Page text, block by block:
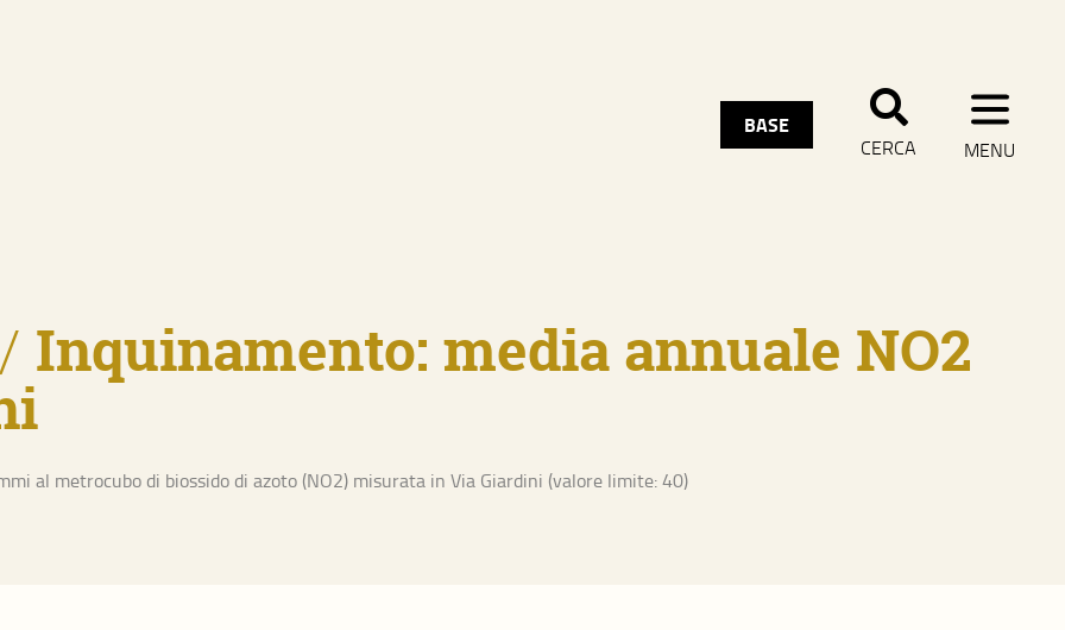
BASE
CERCA MENU
/ Inquinamento: media annuale NO2
al metrocubo di biossido di azoto (NO2) misurata in Via Giardini (valore limite: 40)